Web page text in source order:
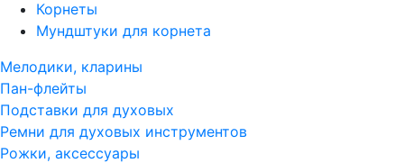
Корнеты
Мундштуки для корнета
Мелодики, кларины
Пан-флейты
Подставки для духовых
Ремни для духовых инструментов
Рожки, аксессуары